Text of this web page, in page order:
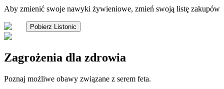
Aby zmienić swoje nawyki żywieniowe, zmień swoją listę zakupów
Pobierz Listonic
Zagrożenia dla zdrowia
Poznaj możliwe obawy związane z serem feta.